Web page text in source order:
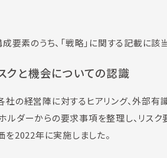
要素のうち、「戦略」に関する記載に該
クと機会についての認識
社の経営陣に対するヒアリング、外部有
ルダーからの要求事項を整理し、リス
を2022年に実施しました。